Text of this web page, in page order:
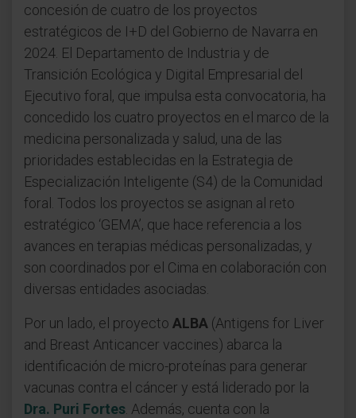
concesión de cuatro de los proyectos
estratégicos de I+D del Gobierno de Navarra en
2024. El Departamento de Industria y de
Transición Ecológica y Digital Empresarial del
Ejecutivo foral, que impulsa esta convocatoria, ha
concedido los cuatro proyectos en el marco de la
medicina personalizada y salud, una de las
prioridades establecidas en la Estrategia de
Especialización Inteligente (S4) de la Comunidad
foral. Todos los proyectos se asignan al reto
estratégico ‘GEMA’, que hace referencia a los
avances en terapias médicas personalizadas, y
son coordinados por el Cima en colaboración con
diversas entidades asociadas.
Por un lado, el proyecto ALBA (Antigens for Liver
and Breast Anticancer vaccines) abarca la
identificación de micro-proteínas para generar
vacunas contra el cáncer y está liderado por la
Dra. Puri Fortes . Además, cuenta con la